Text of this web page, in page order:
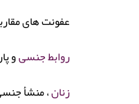
عفونت های
روابط جنسیو
زنان، منشأ